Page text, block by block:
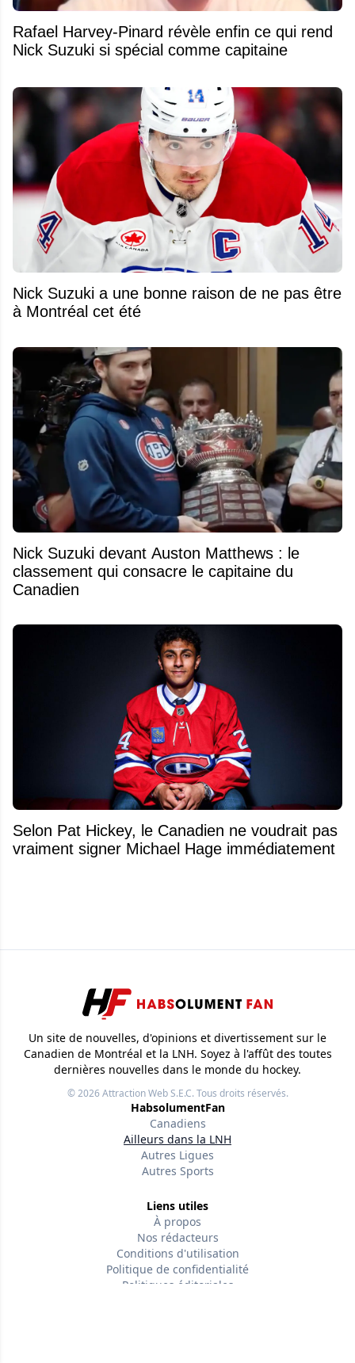
Rafael Harvey-Pinard révèle enfin ce qui rend
Nick Suzuki si spécial comme capitaine
Nick Suzuki a une bonne raison de ne pas être
à Montréal cet été
Nick Suzuki devant Auston Matthews : le
classement qui consacre le capitaine du
Canadien
Selon Pat Hickey, le Canadien ne voudrait pas
vraiment signer Michael Hage immédiatement
Un site de nouvelles, d'opinions et divertissement sur le
Canadien de Montréal et la LNH. Soyez à l'affût des toutes
dernières nouvelles dans le monde du hockey.
© 2026Attraction Web S.E.C.Tous droits réservés.
HabsolumentFan
Canadiens
Ailleurs dans la LNH
Autres Ligues
Autres Sports
Liens utiles
À propos
Nos rédacteurs
Conditions d'utilisation
Politique de confidentialité
Politiques éditoriales